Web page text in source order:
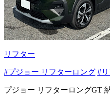
リフター
#プジョー リフターロング #
プジョー リフターロングGT